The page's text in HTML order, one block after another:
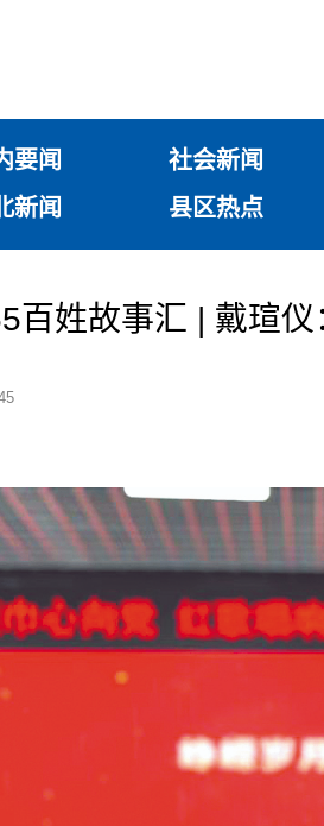
要闻 社会新闻
新闻 县区热点
姓故事汇 | ​戴瑄仪